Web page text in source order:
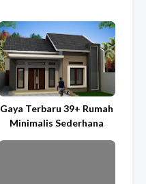
Gaya Terbaru 39+ Rumah
Minimalis Sederhana